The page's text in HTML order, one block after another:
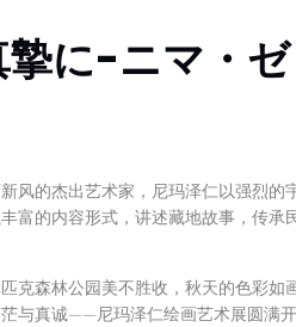
に-ニマ・
风的杰出艺术家，尼玛泽仁以强烈
富的内容形式，讲述藏地故事，传承
克森林公园美不胜收，秋天的色彩
与真诚——尼玛泽仁绘画艺术展圆满